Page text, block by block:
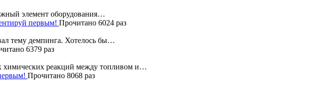
элемент оборудования…
первым! Прочитано 6024 раз
тему демпинга. Хотелось бы…
6379 раз
химических реакций между топливом и…
Прочитано 8068 раз